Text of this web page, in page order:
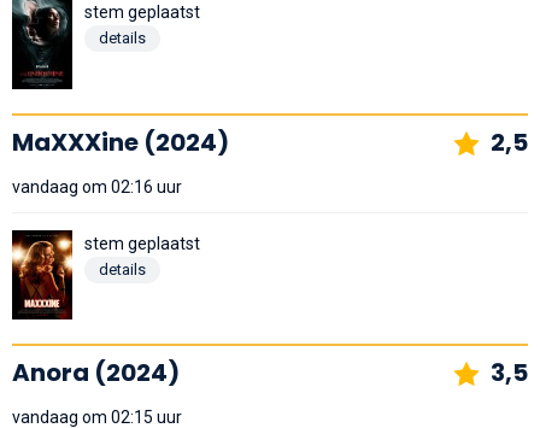
stem geplaatst
details
MaXXXine (2024) 2,5
vandaag om 02:16 uur
stem geplaatst
details
Anora (2024) 3,5
vandaag om 02:15 uur